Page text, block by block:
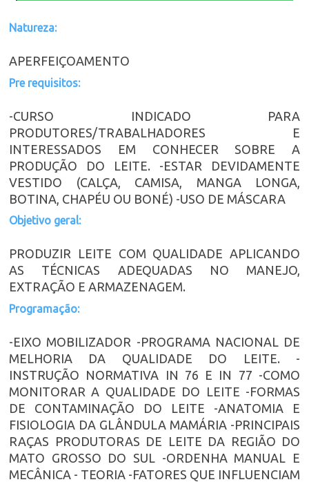
Natureza:
APERFEIÇOAMENTO
Pre requisitos:
-CURSO INDICADO PARA
PRODUTORES/TRABALHADORES E
INTERESSADOS EM CONHECER SOBRE A
PRODUÇÃO DO LEITE. -ESTAR DEVIDAMENTE
VESTIDO (CALÇA, CAMISA, MANGA LONGA,
BOTINA, CHAPÉU OU BONÉ) -USO DE MÁSCARA
Objetivo geral:
PRODUZIR LEITE COM QUALIDADE APLICANDO
AS TÉCNICAS ADEQUADAS NO MANEJO,
EXTRAÇÃO E ARMAZENAGEM.
Programação:
-EIXO MOBILIZADOR -PROGRAMA NACIONAL DE
MELHORIA DA QUALIDADE DO LEITE. -
INSTRUÇÃO NORMATIVA IN 76 E IN 77 -COMO
MONITORAR A QUALIDADE DO LEITE -FORMAS
DE CONTAMINAÇÃO DO LEITE -ANATOMIA E
FISIOLOGIA DA GLÂNDULA MAMÁRIA -PRINCIPAIS
RAÇAS PRODUTORAS DE LEITE DA REGIÃO DO
MATO GROSSO DO SUL -ORDENHA MANUAL E
MECÂNICA - TEORIA -FATORES QUE INFLUENCIAM